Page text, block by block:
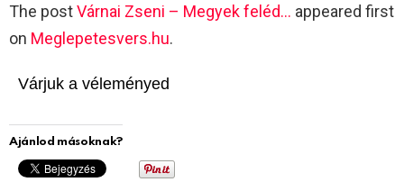
The postVárnai Zseni – Megyek feléd… appeared first
on Meglepetesvers.hu.
Várjuk a véleményed
Ajánlod másoknak?